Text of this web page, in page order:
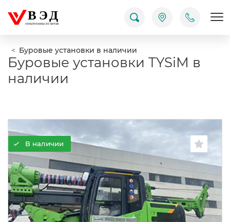
ВЭД
спецтехника из китая
Буровые установки в наличии
Буровые установки TYSiM в
наличии
В наличии